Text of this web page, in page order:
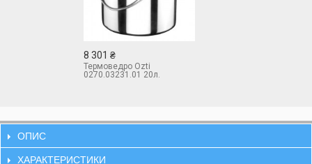
8 301 ₴
Термоведро Ozti
0270.03231.01 20л.
ОПИС
ХАРАКТЕРИСТИКИ